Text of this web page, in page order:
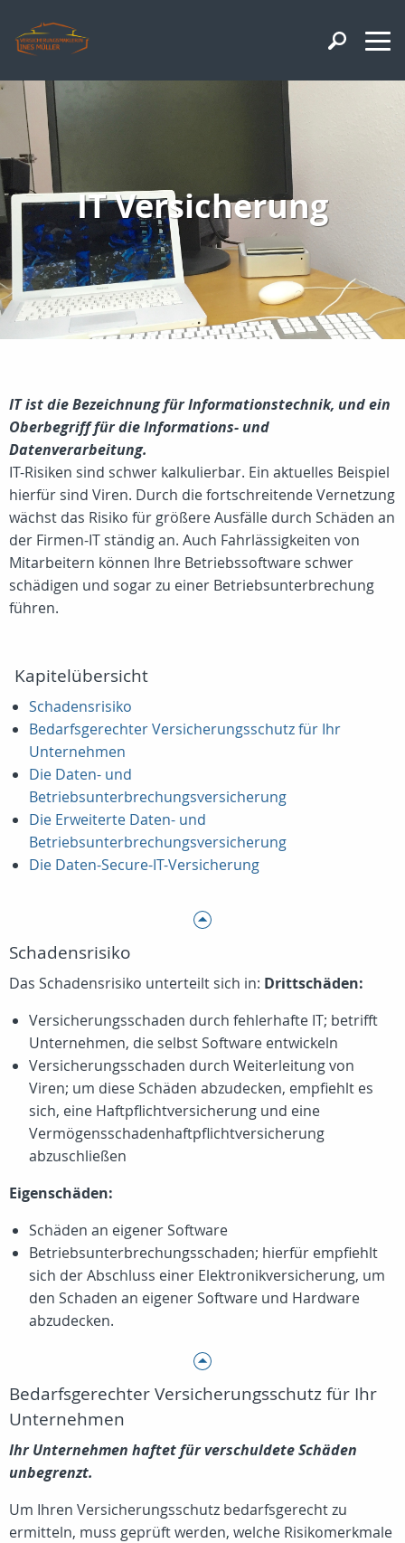
IT Versicherung
IT ist die Bezeichnung für Informationstechnik, und ein
Oberbegriff für die Informations- und
Datenverarbeitung.
IT-Risiken sind schwer kalkulierbar. Ein aktuelles Beispiel
hierfür sind Viren. Durch die fortschreitende Vernetzung
wächst das Risiko für größere Ausfälle durch Schäden an
der Firmen-IT ständig an. Auch Fahrlässigkeiten von
Mitarbeitern können Ihre Betriebssoftware schwer
schädigen und sogar zu einer Betriebsunterbrechung
führen.
Kapitelübersicht
Schadensrisiko
Bedarfsgerechter Versicherungsschutz für Ihr
Unternehmen
Die Daten- und
Betriebsunterbrechungsversicherung
Die Erweiterte Daten- und
Betriebsunterbrechungsversicherung
Die Daten-Secure-IT-Versicherung
Schadensrisiko
Das Schadensrisiko unterteilt sich in: Drittschäden:
Versicherungsschaden durch fehlerhafte IT; betrifft
Unternehmen, die selbst Software entwickeln
Versicherungsschaden durch Weiterleitung von
Viren; um diese Schäden abzudecken, empfiehlt es
sich, eine Haftpflichtversicherung und eine
Vermögensschadenhaftpflichtversicherung
abzuschließen
Eigenschäden:
Schäden an eigener Software
Betriebsunterbrechungsschaden; hierfür empfiehlt
sich der Abschluss einer Elektronikversicherung, um
den Schaden an eigener Software und Hardware
abzudecken.
Bedarfsgerechter Versicherungsschutz für Ihr
Unternehmen
Ihr Unternehmen haftet für verschuldete Schäden
unbegrenzt.
Um Ihren Versicherungsschutz bedarfsgerecht zu
ermitteln, muss geprüft werden, welche Risikomerkmale